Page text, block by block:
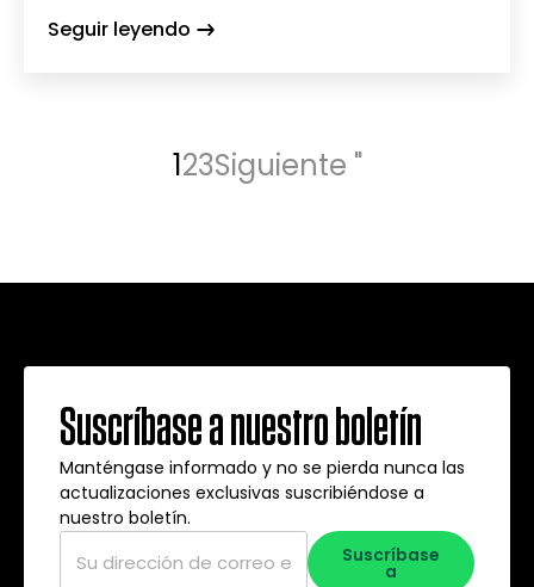
Seguir leyendo
123Siguiente "
Suscríbase a nuestro boletín
Manténgase informado y no se pierda nunca las
actualizaciones exclusivas suscribiéndose a
nuestro boletín.
Correo
electrónico
Suscríbase
a